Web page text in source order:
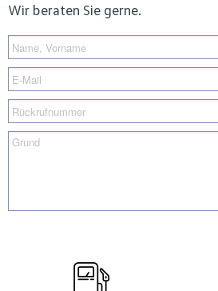
Wir beraten Sie gerne.